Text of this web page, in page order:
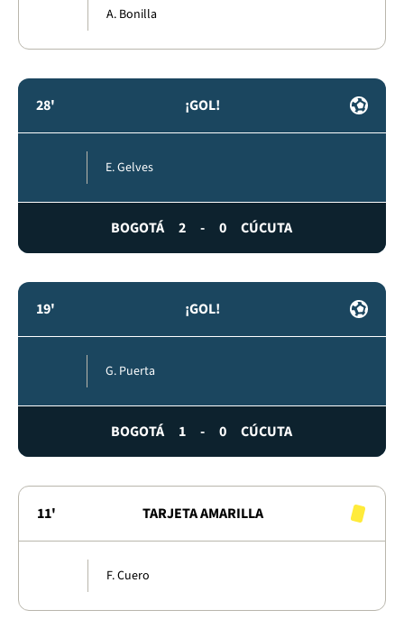
A. Bonilla
28' ¡GOL!
E. Gelves
BOGOTÁ 2 - 0 CÚCUTA
19' ¡GOL!
G. Puerta
BOGOTÁ 1 - 0 CÚCUTA
11' TARJETA AMARILLA
F. Cuero